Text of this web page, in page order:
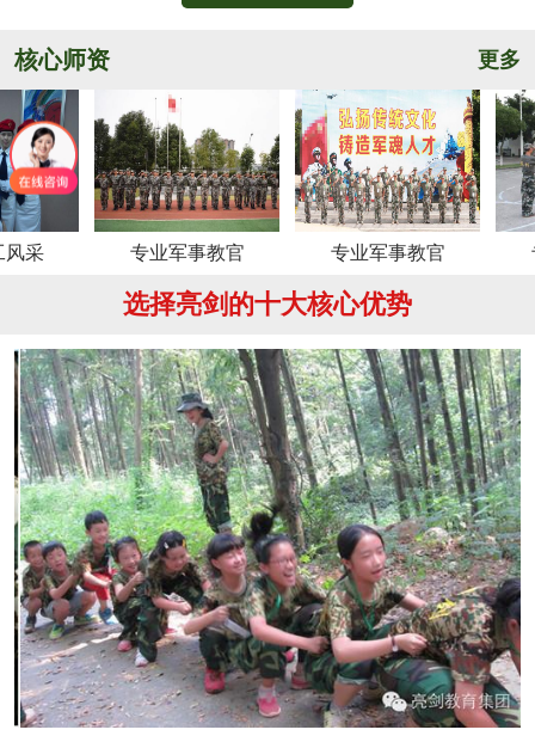
核心师资 更多
专业军事教官 专业军事教官 专业军
选择亮剑的十大核心优势